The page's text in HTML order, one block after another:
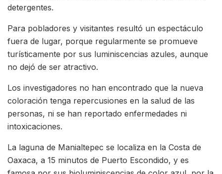
detergentes.
Para pobladores y visitantes resultó un espectáculo
fuera de lugar, porque regularmente se promueve
turísticamente por sus luminiscencias azules, aunque
no dejó de ser atractivo.
Los investigadores no han encontrado que la nueva
coloración tenga repercusiones en la salud de las
personas, ni se han reportado enfermedades ni
intoxicaciones.
La laguna de Manialtepec se localiza en la Costa de
Oaxaca, a 15 minutos de Puerto Escondido, y es